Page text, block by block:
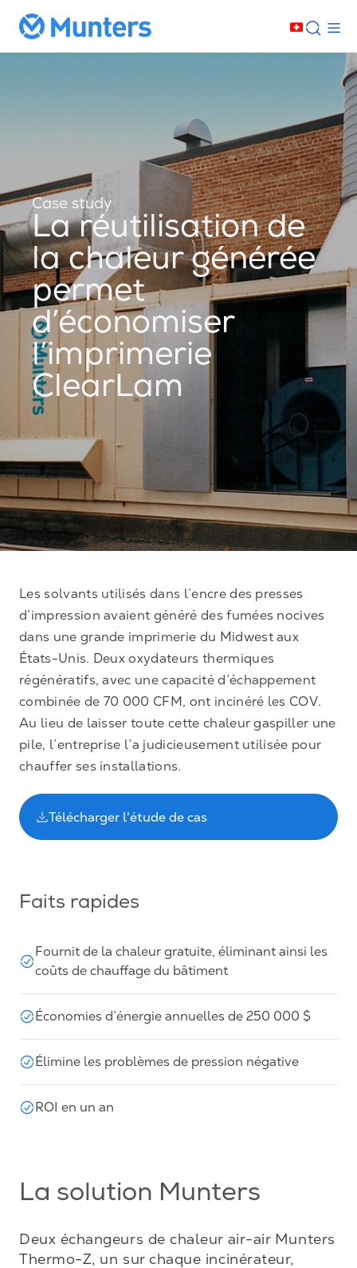
Case study
La réutilisation de
la chaleur générée
permet
d’économiser
l’imprimerie
ClearLam
Les solvants utilisés dans l’encre des presses
d’impression avaient généré des fumées nocives
dans une grande imprimerie du Midwest aux
États-Unis. Deux oxydateurs thermiques
régénératifs, avec une capacité d’échappement
combinée de 70 000 CFM, ont incinéré les COV.
Au lieu de laisser toute cette chaleur gaspiller une
pile, l’entreprise l’a judicieusement utilisée pour
chauffer ses installations.
Télécharger l'étude de cas
Faits rapides
Fournit de la chaleur gratuite, éliminant ainsi les
coûts de chauffage du bâtiment
Économies d’énergie annuelles de 250 000 $
Élimine les problèmes de pression négative
ROI en un an
La solution Munters
Deux échangeurs de chaleur air-air Munters
Thermo-Z, un sur chaque incinérateur,